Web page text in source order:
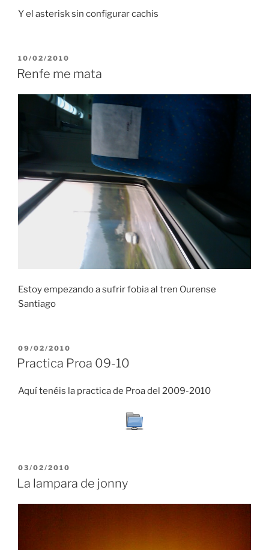
Y el asterisk sin configurar cachis
POSTED
ON
10/02/2010
Renfe me mata
Estoy empezando a sufrir fobia al tren Ourense
Santiago
POSTED
ON
09/02/2010
Practica Proa 09-10
Aquí tenéis la practica de Proa del 2009-2010
POSTED
ON
03/02/2010
La lampara de jonny